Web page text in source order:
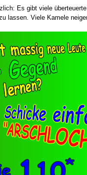
Es gibt viele
lassen. Viele Kamele